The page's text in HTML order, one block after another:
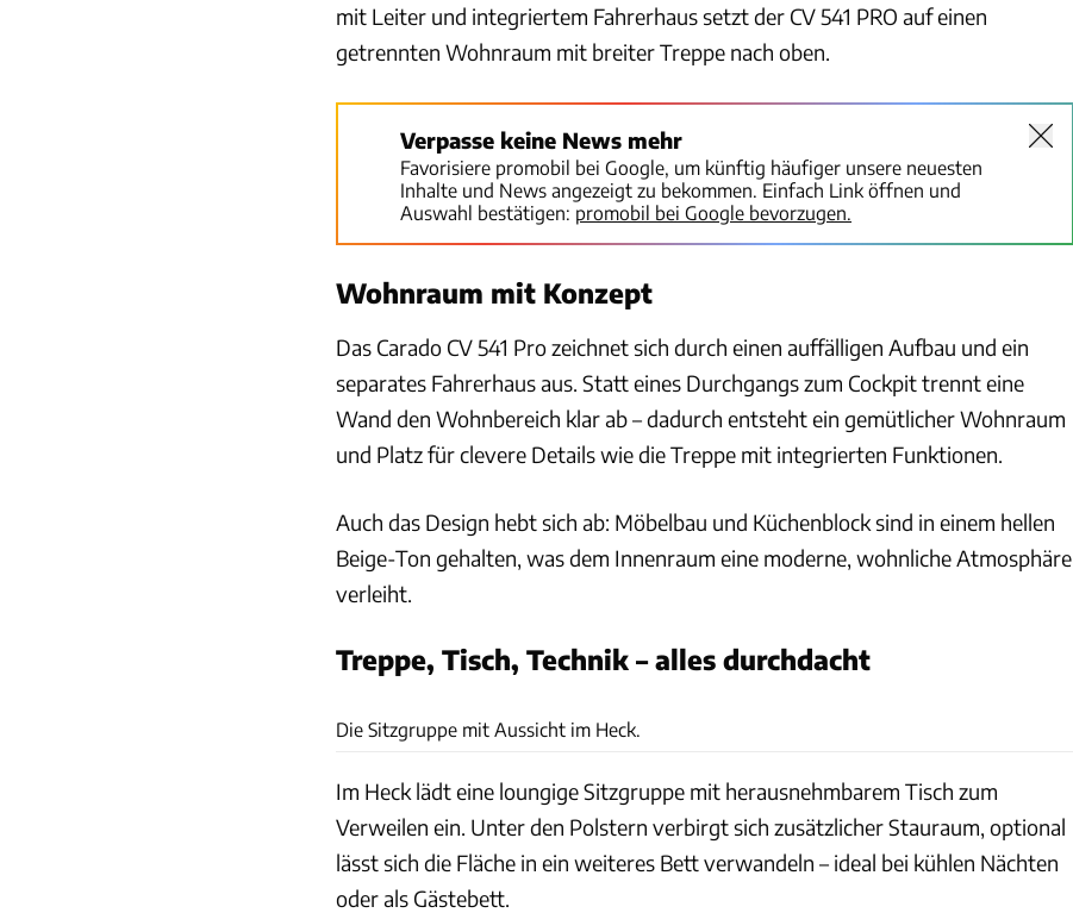
mit Leiter und integriertem Fahrerhaus setzt der CV 541 PRO auf einen
getrennten Wohnraum mit breiter Treppe nach oben.
Verpasse keine News mehr
Favorisiere promobil bei Google, um künftig häufiger unsere neuesten
Inhalte und News angezeigt zu bekommen. Einfach Link öffnen und
Auswahl bestätigen: promobil bei Google bevorzugen.
Wohnraum mit Konzept
Das Carado CV 541 Pro zeichnet sich durch einen auffälligen Aufbau und ein
separates Fahrerhaus aus. Statt eines Durchgangs zum Cockpit trennt eine
Wand den Wohnbereich klar ab – dadurch entsteht ein gemütlicher Wohnraum
und Platz für clevere Details wie die Treppe mit integrierten Funktionen.
Auch das Design hebt sich ab: Möbelbau und Küchenblock sind in einem hellen
Beige-Ton gehalten, was dem Innenraum eine moderne, wohnliche Atmosphäre
verleiht.
Treppe, Tisch, Technik – alles durchdacht
Die Sitzgruppe mit Aussicht im Heck.
Im Heck lädt eine loungige Sitzgruppe mit herausnehmbarem Tisch zum
Verweilen ein. Unter den Polstern verbirgt sich zusätzlicher Stauraum, optional
lässt sich die Fläche in ein weiteres Bett verwandeln – ideal bei kühlen Nächten
oder als Gästebett.